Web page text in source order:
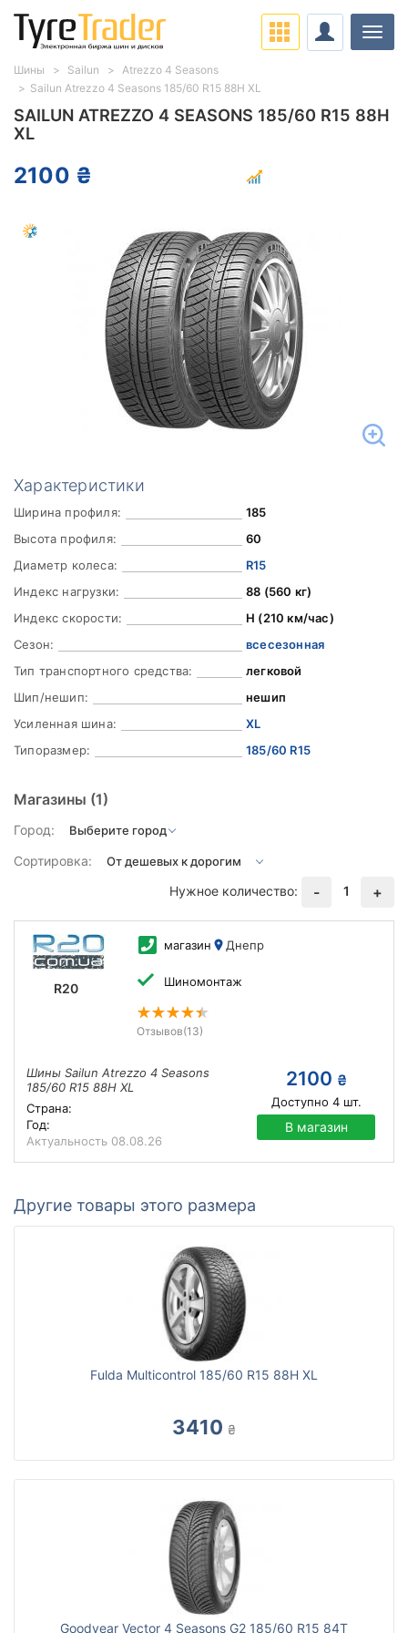
SAILUN ATREZZO 4 SEASONS 185/60 R15 88H
XL
2100 ₴
Характеристики
Ширина профиля:
185
Высота профиля:
60
Диаметр колеса:
R15
Индекс нагрузки:
88 (560 кг)
Индекс скорости:
H (210 км/час)
Сезон:
всесезонная
Тип транспортного средства:
легковой
Шип/нешип:
нешип
Усиленная шина:
XL
Типоразмер:
185/60 R15
Магазины (1)
Город:
Сортировка:
Нужное количество:
- 1 +
R20
магазин Днепр
Шиномонтаж
Отзывов(13)
Шины Sailun Atrezzo 4 Seasons
185/60 R15 88H XL
Страна:
Год:
Актуальность 08.08.26
2100 ₴
Доступно 4шт.
В магазин
Другие товары этого размера
Fulda Multicontrol 185/60 R15 88H XL
3410 ₴
Goodyear Vector 4 Seasons G2 185/60 R15 84T
Шины Sailun
Atrezzo 4 Seasons
Sailun Atrezzo 4 Seasons 185/60 R15 88H XL